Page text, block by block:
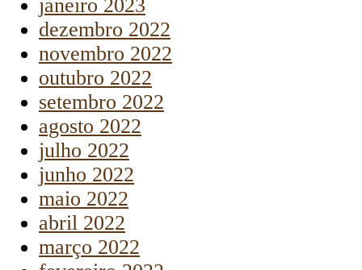
janeiro 2023
dezembro 2022
novembro 2022
outubro 2022
setembro 2022
agosto 2022
julho 2022
junho 2022
maio 2022
abril 2022
março 2022